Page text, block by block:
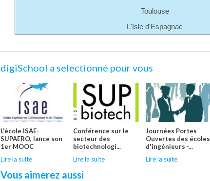
Toulouse
L'Isle d'Espagnac
digiSchool a selectionné pour vous
L'école ISAE-
SUPAERO, lance son
1er MOOC
Lire la suite
Conférence sur le
secteur des
biotechnologi...
Lire la suite
Journées Portes
Ouvertes des écoles
d'ingénieurs -...
Lire la suite
Vous aimerez aussi